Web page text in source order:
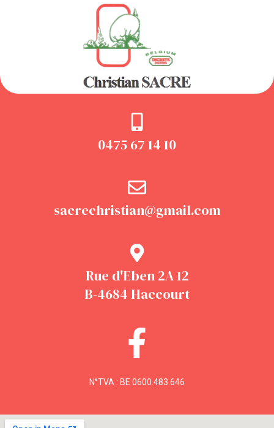
0475 67 14 10
sacrechristian@gmail.com
Rue d'Eben 2A 12
B-4684 Haccourt
N°TVA : BE 0600.483.646